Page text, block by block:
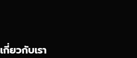
เกี่ยวกับเรา